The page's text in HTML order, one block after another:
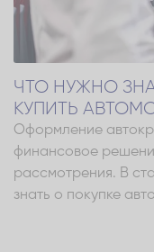
ЧТО НУЖНО
КУПИТЬ
Оформление
финансовое
рассмотрения. В
знать о покупке